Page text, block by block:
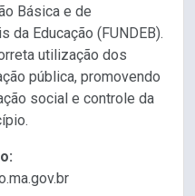
Básica e de
Educação (FUNDEB).
utilização dos
pública, promovendo
social e controle da